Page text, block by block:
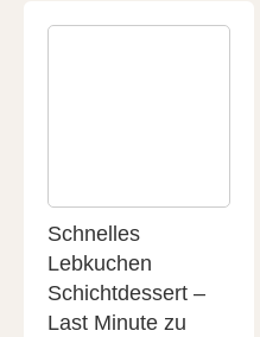
Schnelles
Lebkuchen
Schichtdessert –
Last Minute zu